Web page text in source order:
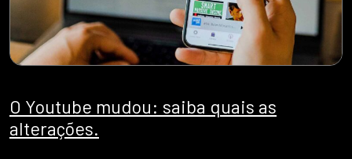
O Youtube mudou: saiba quais as
alterações.